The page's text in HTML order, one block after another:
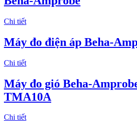
Chi tiết
Máy đo điện áp Beha-
Chi tiết
​Máy đo gió Beha-
TMA10A
Chi tiết